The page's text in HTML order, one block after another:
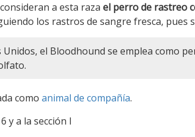
a esta raza el perro de rastreo
los rastros de sangre fresca, pues
Unidos, el Bloodhound se emplea como
como animal de compañía.
y a la sección I